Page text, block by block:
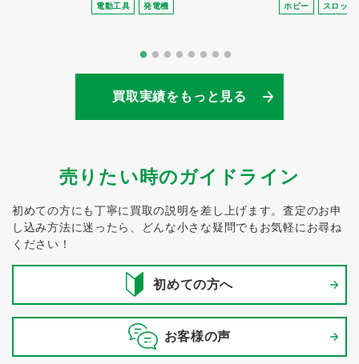
電動⼯具 発電機 ホビー スロット
買取実績をもっと見る
売りたい時のガイドライン
初めての方にも丁寧に買取の説明を差し上げます。査定のお申
し込み方法に迷ったら、どんな小さな疑問でもお気軽にお尋ね
ください！
初めての方へ
お客様の声